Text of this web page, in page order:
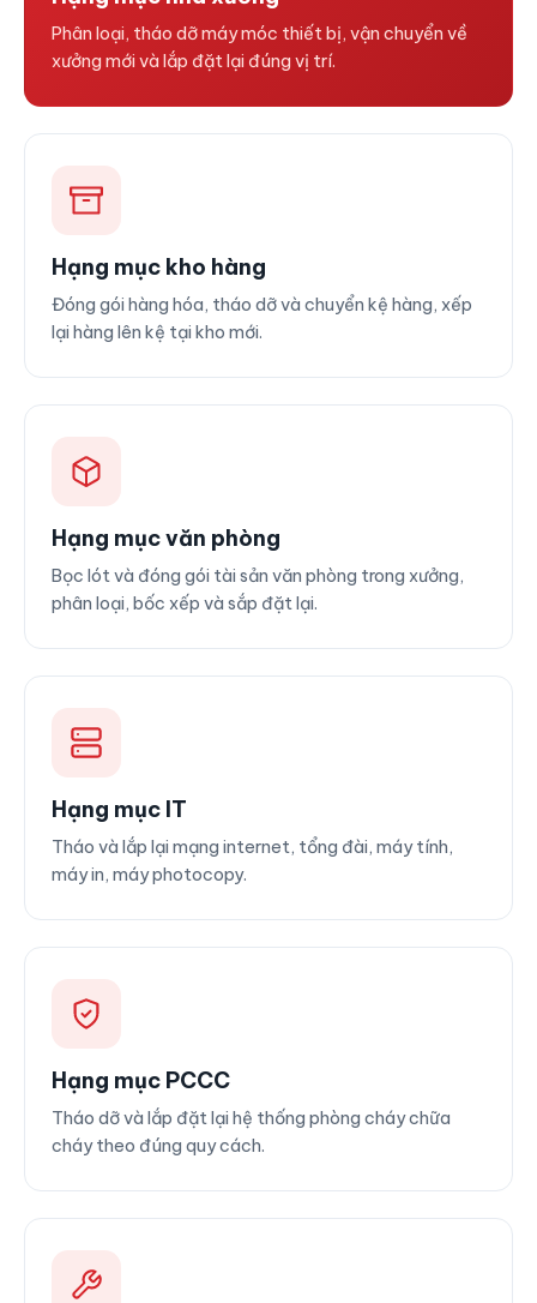
Phân loại, tháo dỡ máy móc thiết bị, vận chuyển về
xưởng mới và lắp đặt lại đúng vị trí.
Hạng mục kho hàng
Đóng gói hàng hóa, tháo dỡ và chuyển kệ hàng, xếp
lại hàng lên kệ tại kho mới.
Hạng mục văn phòng
Bọc lót và đóng gói tài sản văn phòng trong xưởng,
phân loại, bốc xếp và sắp đặt lại.
Hạng mục IT
Tháo và lắp lại mạng internet, tổng đài, máy tính,
máy in, máy photocopy.
Hạng mục PCCC
Tháo dỡ và lắp đặt lại hệ thống phòng cháy chữa
cháy theo đúng quy cách.